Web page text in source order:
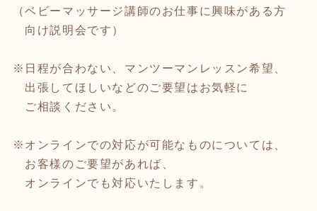
（ベビーマッサージ講師のお仕事に興味がある方
向け説明会です）
※日程が合わない、マンツーマンレッスン希望、
出張してほしいなどのご要望はお気軽に
ご相談ください。
※オンラインでの対応が可能なものについては、
お客様のご要望があれば、
オンラインでも対応いたします。